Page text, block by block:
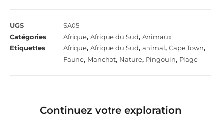
UGS
SA05
Catégories
Afrique, Afrique du Sud, Animaux
Étiquettes
Afrique, Afrique du Sud, animal, Cape Town,
Faune, Manchot, Nature, Pingouin, Plage
Continuez votre exploration